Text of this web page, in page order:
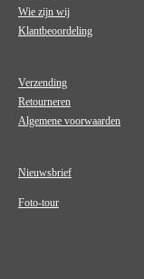
Wie zijn wij
Klantbeoordeling
Verzending
Retourneren
Algemene voorwaarden
Nieuwsbrief
Foto-tour